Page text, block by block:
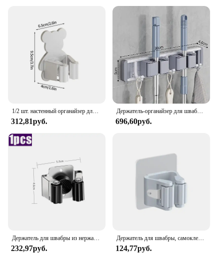
312,81руб.
Держатель-органайзер для швабры и метлы, держатель для швабры, настенный прочный держатель для метлы, самостоятельный с 5 крючками, органайзеры, подвесная метла
696,60руб.
232,97руб.
Держатель для швабры, самоклеящаяся подставка для метлы, настенный держатель для швабры, крючок для подметания щетки, органайзер для хранения, аксессуары для ванной и кухни
124,77руб.